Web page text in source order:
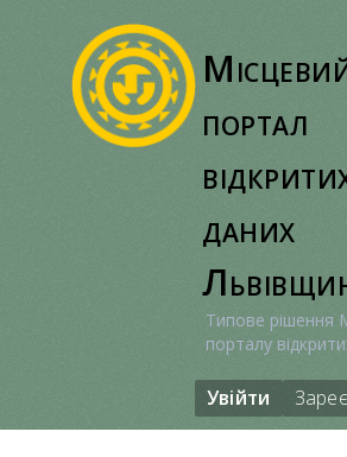
портал
даних
Типове рішення
порталу
Увійти